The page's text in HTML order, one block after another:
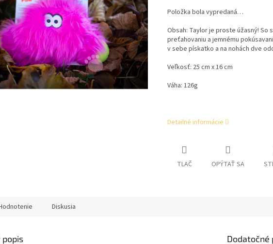
Položka bola vypredaná…
Obsah: Taylor je proste úžasný! So
preťahovaniu a jemnému
v sebe pískatko a na nohách dve
Veľkosť: 25 cm x 16 cm
Váha: 126g
Detailné informácie
TLAČ OPÝTAŤ SA
Diskusia
popis